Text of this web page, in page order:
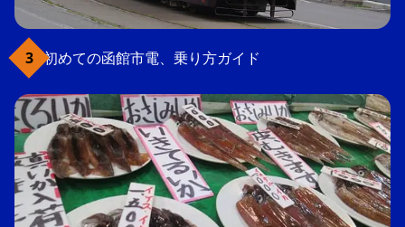
初めての函館市電、乗り方ガイド